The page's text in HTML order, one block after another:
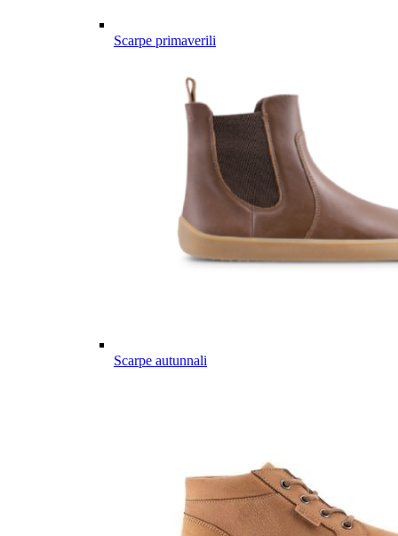
Scarpe primaverili
Scarpe autunnali